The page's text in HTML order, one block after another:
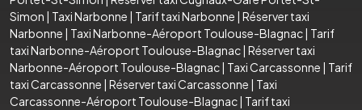
Simon | Taxi Narbonne | Tarif taxi Narbonne | Réserver taxi
Narbonne | Taxi Narbonne-Aéroport Toulouse-Blagnac| Tarif
taxi Narbonne-Aéroport Toulouse-Blagnac| Réserver taxi
Narbonne-Aéroport Toulouse-Blagnac| Taxi Carcassonne | Tarif
taxi Carcassonne | Réserver taxi Carcassonne | Taxi
Carcassonne-Aéroport Toulouse-Blagnac| Tarif taxi